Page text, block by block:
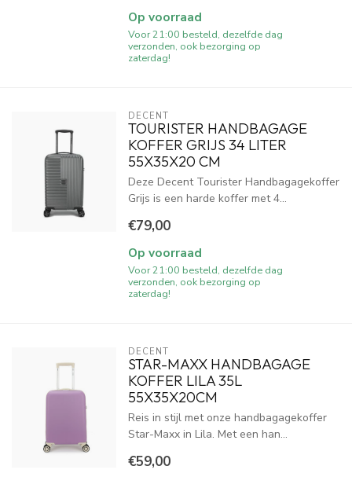
Op voorraad
Voor 21:00 besteld, dezelfde dag
verzonden, ook bezorging op
zaterdag!
DECENT
TOURISTER HANDBAGAGE
KOFFER GRIJS 34 LITER
55X35X20 CM
Deze Decent Tourister Handbagagekoffer
Grijs is een harde koffer met 4...
€79,00
Op voorraad
Voor 21:00 besteld, dezelfde dag
verzonden, ook bezorging op
zaterdag!
DECENT
STAR-MAXX HANDBAGAGE
KOFFER LILA 35L
55X35X20CM
Reis in stijl met onze handbagagekoffer
Star-Maxx in Lila. Met een han...
€59,00